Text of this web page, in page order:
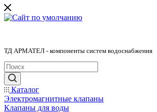
ТД АРМАТЕЛ - компоненты систем водоснабжения
Каталог
Электромагнитные клапаны
Клапаны для воды